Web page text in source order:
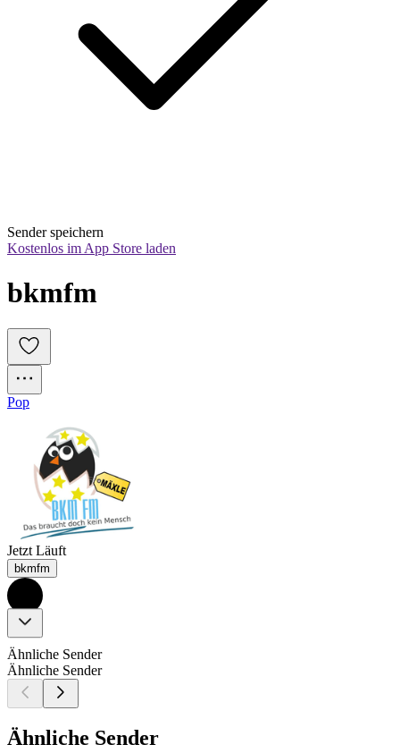
Sender speichern
Kostenlos im App Store laden
bkmfm
Pop
Jetzt Läuft
bkmfm
Ähnliche Sender
Ähnliche Sender
Ähnliche Sender